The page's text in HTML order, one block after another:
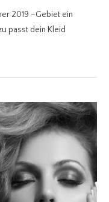
2019 –Gebiet ein
passt dein Kleid